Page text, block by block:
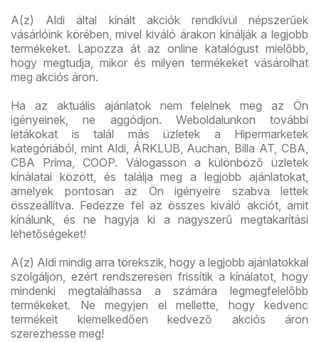
A(z) Aldi által kínált akciók rendkívül népszerűek
vásárlóink körében, mivel kiváló árakon kínálják a legjobb
termékeket. Lapozza át az online katalógust mielőbb,
hogy megtudja, mikor és milyen termékeket vásárolhat
meg akciós áron.
Ha az aktuális ajánlatok nem felelnek meg az Ön
igényeinek, ne aggódjon. Weboldalunkon további
letákokat is talál más üzletek a Hipermarketek
kategóriából, mint Aldi, ÁRKLUB, Auchan, Billa AT, CBA,
CBA Príma, COOP. Válogasson a különböző üzletek
kínálatai között, és találja meg a legjobb ajánlatokat,
amelyek pontosan az Ön igényeire szabva lettek
összeállítva. Fedezze fel az összes kiváló akciót, amit
kínálunk, és ne hagyja ki a nagyszerű megtakarítási
lehetőségeket!
A(z) Aldi mindig arra törekszik, hogy a legjobb ajánlatokkal
szolgáljon, ezért rendszeresen frissítik a kínálatot, hogy
mindenki megtalálhassa a számára legmegfelelőbb
termékeket. Ne megyjen el mellette, hogy kedvenc
termékeit kiemelkedően kedvező akciós áron
szerezhesse meg!